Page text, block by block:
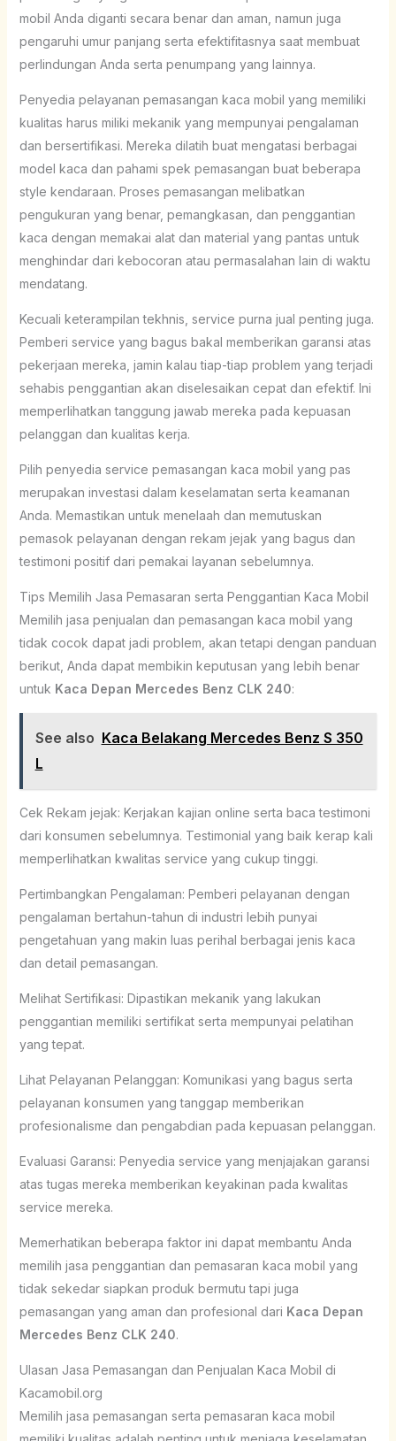
mobil Anda diganti secara benar dan aman, namun juga
pengaruhi umur panjang serta efektifitasnya saat membuat
perlindungan Anda serta penumpang yang lainnya.
Penyedia pelayanan pemasangan kaca mobil yang memiliki
kualitas harus miliki mekanik yang mempunyai pengalaman
dan bersertifikasi. Mereka dilatih buat mengatasi berbagai
model kaca dan pahami spek pemasangan buat beberapa
style kendaraan. Proses pemasangan melibatkan
pengukuran yang benar, pemangkasan, dan penggantian
kaca dengan memakai alat dan material yang pantas untuk
menghindar dari kebocoran atau permasalahan lain di waktu
mendatang.
Kecuali keterampilan tekhnis, service purna jual penting juga.
Pemberi service yang bagus bakal memberikan garansi atas
pekerjaan mereka, jamin kalau tiap-tiap problem yang terjadi
sehabis penggantian akan diselesaikan cepat dan efektif. Ini
memperlihatkan tanggung jawab mereka pada kepuasan
pelanggan dan kualitas kerja.
Pilih penyedia service pemasangan kaca mobil yang pas
merupakan investasi dalam keselamatan serta keamanan
Anda. Memastikan untuk menelaah dan memutuskan
pemasok pelayanan dengan rekam jejak yang bagus dan
testimoni positif dari pemakai layanan sebelumnya.
Tips Memilih Jasa Pemasaran serta Penggantian Kaca Mobil
Memilih jasa penjualan dan pemasangan kaca mobil yang
tidak cocok dapat jadi problem, akan tetapi dengan panduan
berikut, Anda dapat membikin keputusan yang lebih benar
untuk Kaca Depan Mercedes Benz CLK 240:
See also Kaca Belakang Mercedes Benz S 350
L
Cek Rekam jejak: Kerjakan kajian online serta baca testimoni
dari konsumen sebelumnya. Testimonial yang baik kerap kali
memperlihatkan kwalitas service yang cukup tinggi.
Pertimbangkan Pengalaman: Pemberi pelayanan dengan
pengalaman bertahun-tahun di industri lebih punyai
pengetahuan yang makin luas perihal berbagai jenis kaca
dan detail pemasangan.
Melihat Sertifikasi: Dipastikan mekanik yang lakukan
penggantian memiliki sertifikat serta mempunyai pelatihan
yang tepat.
Lihat Pelayanan Pelanggan: Komunikasi yang bagus serta
pelayanan konsumen yang tanggap memberikan
profesionalisme dan pengabdian pada kepuasan pelanggan.
Evaluasi Garansi: Penyedia service yang menjajakan garansi
atas tugas mereka memberikan keyakinan pada kwalitas
service mereka.
Memerhatikan beberapa faktor ini dapat membantu Anda
memilih jasa penggantian dan pemasaran kaca mobil yang
tidak sekedar siapkan produk bermutu tapi juga
pemasangan yang aman dan profesional dari Kaca Depan
Mercedes Benz CLK 240.
Ulasan Jasa Pemasangan dan Penjualan Kaca Mobil di
Kacamobil.org
Memilih jasa pemasangan serta pemasaran kaca mobil